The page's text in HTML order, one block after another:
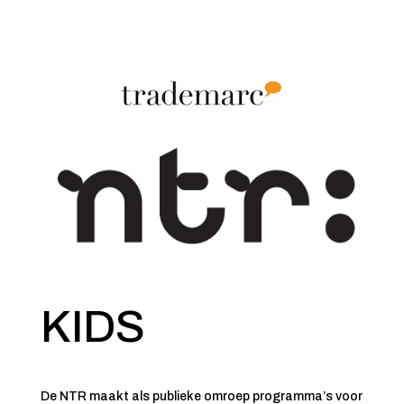
KIDS
De NTR maakt als publieke omroep programma’s voor